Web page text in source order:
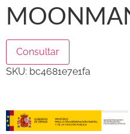
Consultar
SKU: bc4681e7e1fa